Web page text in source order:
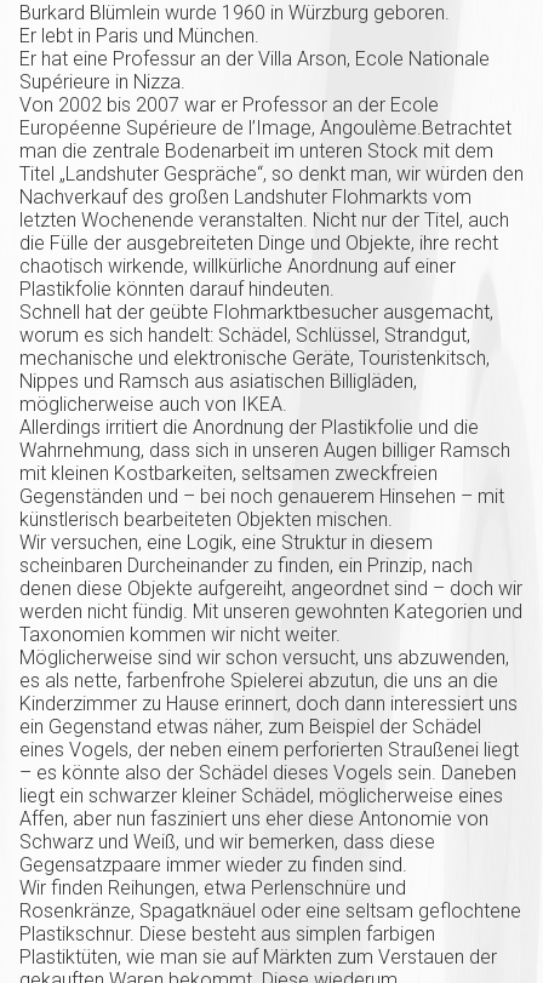
Burkard Blümlein wurde 1960 in Würzburg geboren.
Er lebt in Paris und München.
Er hat eine Professur an der Villa Arson, Ecole Nationale
Supérieure in Nizza.
Von 2002 bis 2007 war er Professor an der Ecole
Européenne Supérieure de l’Image, Angoulème.Betrachtet
man die zentrale Bodenarbeit im unteren Stock mit dem
Titel „Landshuter Gespräche“, so denkt man, wir würden den
Nachverkauf des großen Landshuter Flohmarkts vom
letzten Wochenende veranstalten. Nicht nur der Titel, auch
die Fülle der ausgebreiteten Dinge und Objekte, ihre recht
chaotisch wirkende, willkürliche Anordnung auf einer
Plastikfolie könnten darauf hindeuten.
Schnell hat der geübte Flohmarktbesucher ausgemacht,
worum es sich handelt: Schädel, Schlüssel, Strandgut,
mechanische und elektronische Geräte, Touristenkitsch,
Nippes und Ramsch aus asiatischen Billigläden,
möglicherweise auch von IKEA.
Allerdings irritiert die Anordnung der Plastikfolie und die
Wahrnehmung, dass sich in unseren Augen billiger Ramsch
mit kleinen Kostbarkeiten, seltsamen zweckfreien
Gegenständen und – bei noch genauerem Hinsehen – mit
künstlerisch bearbeiteten Objekten mischen.
Wir versuchen, eine Logik, eine Struktur in diesem
scheinbaren Durcheinander zu finden, ein Prinzip, nach
denen diese Objekte aufgereiht, angeordnet sind – doch wir
werden nicht fündig. Mit unseren gewohnten Kategorien und
Taxonomien kommen wir nicht weiter.
Möglicherweise sind wir schon versucht, uns abzuwenden,
es als nette, farbenfrohe Spielerei abzutun, die uns an die
Kinderzimmer zu Hause erinnert, doch dann interessiert uns
ein Gegenstand etwas näher, zum Beispiel der Schädel
eines Vogels, der neben einem perforierten Straußenei liegt
– es könnte also der Schädel dieses Vogels sein. Daneben
liegt ein schwarzer kleiner Schädel, möglicherweise eines
Affen, aber nun fasziniert uns eher diese Antonomie von
Schwarz und Weiß, und wir bemerken, dass diese
Gegensatzpaare immer wieder zu finden sind.
Wir finden Reihungen, etwa Perlenschnüre und
Rosenkränze, Spagatknäuel oder eine seltsam geflochtene
Plastikschnur. Diese besteht aus simplen farbigen
Plastiktüten, wie man sie auf Märkten zum Verstauen der